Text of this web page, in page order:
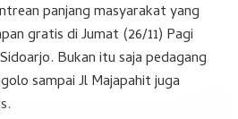
panjang masyarakat yang
gratis di Jumat (26/11) Pagi
Bukan itu saja pedagang
sampai Jl Majapahit juga